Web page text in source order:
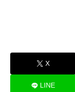
X
LINE